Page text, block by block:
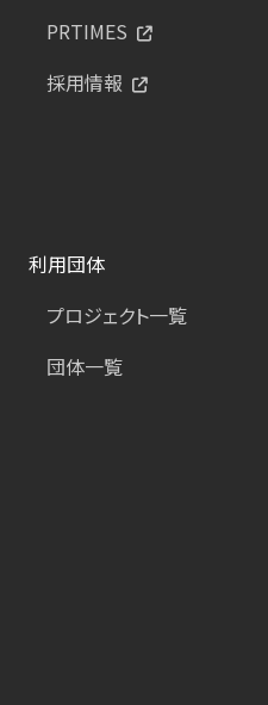
PRTIMES
採用情報
利用団体
プロジェクト一覧
団体一覧